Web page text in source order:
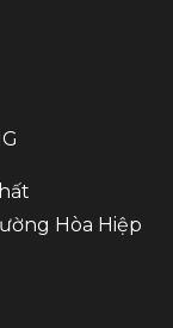
Hòa Hiệp